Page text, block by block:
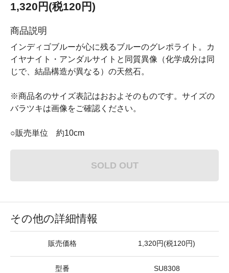
1,320円(税120円)
商品説明
インディゴブルーが心に残るブルーのグレポライト。カ
イヤナイト・アンダルサイトと同質異像（化学成分は同
じで、結晶構造が異なる）の天然石。
※商品名のサイズ表記はおおよそのものです。サイズの
バラツキは画像をご確認ください。
○販売単位 約10cm
SOLD OUT
その他の詳細情報
販売価格 1,320円(税120円)
型番 SU8308